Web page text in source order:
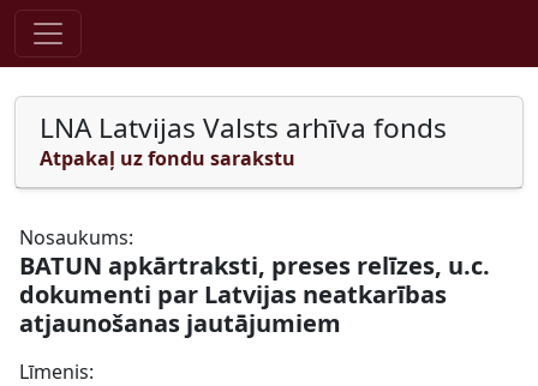
Pāriet uz saturu
LNA Latvijas Valsts arhīva fonds
Atpakaļ uz fondu sarakstu
Nosaukums:
BATUN apkārtraksti, preses relīzes, u.c.
dokumenti par Latvijas neatkarības
atjaunošanas jautājumiem
Līmenis: